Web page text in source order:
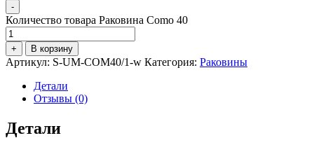
-
Количество товара Раковина Como 40
+ В корзину
Артикул: S-UM-COM40/1-w Категория: Раковины
Детали
Отзывы (0)
Детали